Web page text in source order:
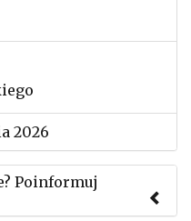
2026
Poinformuj